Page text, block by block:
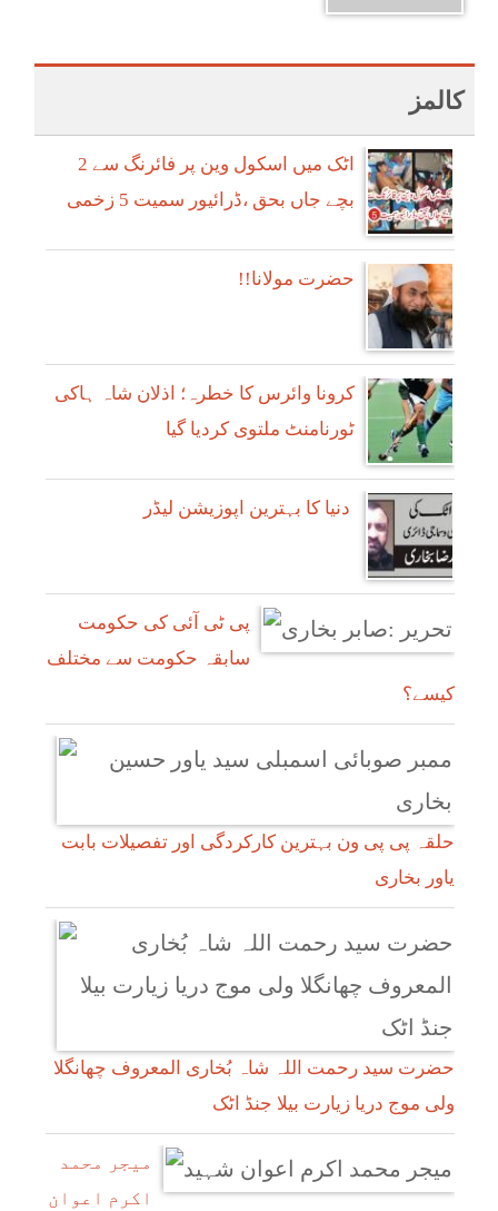
کالمز
اٹک میں اسکول وین پر فائرنگ سے 2
بچے جاں بحق ،ڈرائیور سمیت 5 زخمی
!!حضرت مولانا
کرونا وائرس کا خطرہ؛ اذلان شاہ ہاکی
ٹورنامنٹ ملتوی کردیا گیا
پی ٹی آئی کی حکومت
سابقہ حکومت سے مختلف
کیسے؟
حلقہ پی پی ون بہترین کارکردگی اور تفصیلات بابت
یاور بخاری
حضرت سید رحمت اللہ شاہ بُخاری المعروف چھانگلا
ولی موج دریا زیارت بیلا جنڈ اٹک
میجر محمد
اکرم اعوان